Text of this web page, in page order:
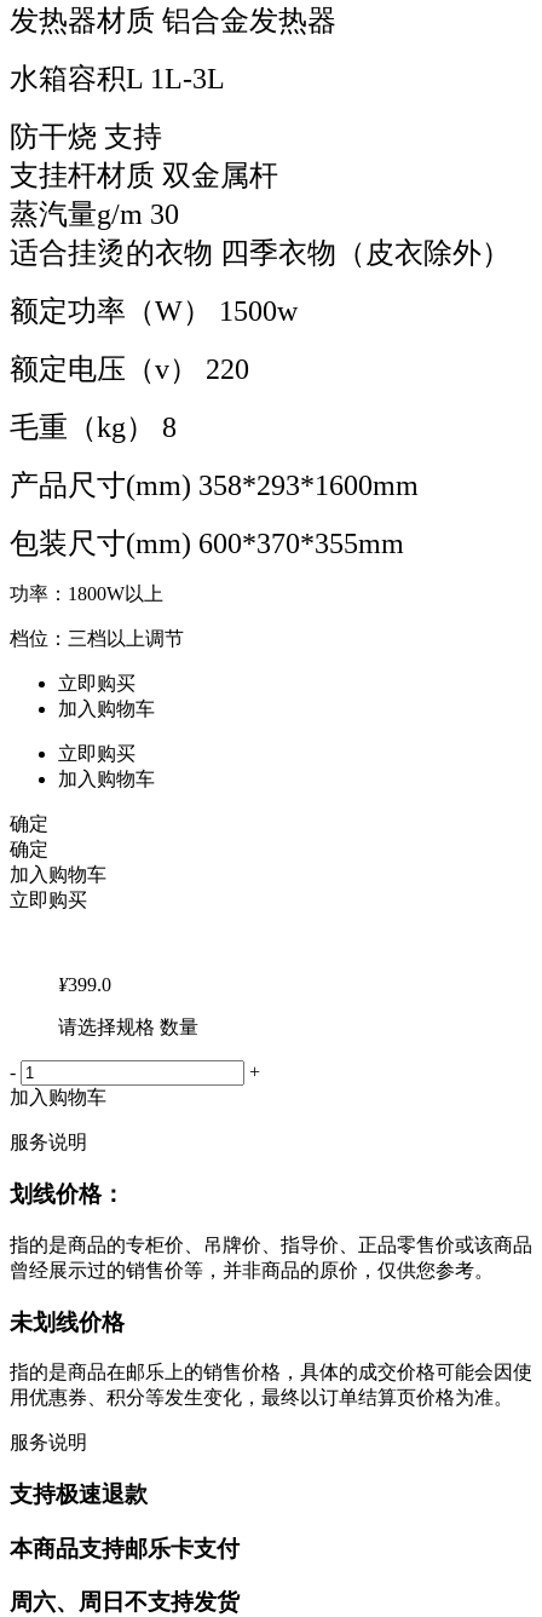
发热器材质 铝合金发热器
水箱容积L 1L-3L
防干烧 支持
支挂杆材质 双金属杆
蒸汽量g/m 30
适合挂烫的衣物 四季衣物（皮衣除外）
额定功率（W） 1500w
额定电压（v） 220
毛重（kg） 8
产品尺寸(mm) 358*293*1600mm
包装尺寸(mm) 600*370*355mm
功率：1800W以上
档位：三档以上调节
立即购买
加入购物车
立即购买
加入购物车
确定
确定
加入购物车
立即购买
¥399.0
请选择规格 数量
-
+
加入购物车
服务说明
划线价格：
指的是商品的专柜价、吊牌价、指导价、正品零售价或该商品
曾经展示过的销售价等，并非商品的原价，仅供您参考。
未划线价格
指的是商品在邮乐上的销售价格，具体的成交价格可能会因使
用优惠券、积分等发生变化，最终以订单结算页价格为准。
服务说明
支持极速退款
本商品支持邮乐卡支付
周六、周日不支持发货